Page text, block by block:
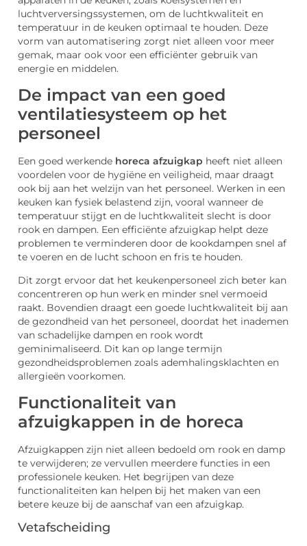
luchtverversingssystemen, om de luchtkwaliteit en
temperatuur in de keuken optimaal te houden. Deze
vorm van automatisering zorgt niet alleen voor meer
gemak, maar ook voor een efficiënter gebruik van
energie en middelen.
De impact van een goed
ventilatiesysteem op het
personeel
Een goed werkende horeca afzuigkap heeft niet alleen
voordelen voor de hygiëne en veiligheid, maar draagt
ook bij aan het welzijn van het personeel. Werken in een
keuken kan fysiek belastend zijn, vooral wanneer de
temperatuur stijgt en de luchtkwaliteit slecht is door
rook en dampen. Een efficiënte afzuigkap helpt deze
problemen te verminderen door de kookdampen snel af
te voeren en de lucht schoon en fris te houden.
Dit zorgt ervoor dat het keukenpersoneel zich beter kan
concentreren op hun werk en minder snel vermoeid
raakt. Bovendien draagt een goede luchtkwaliteit bij aan
de gezondheid van het personeel, doordat het inademen
van schadelijke dampen en rook wordt
geminimaliseerd. Dit kan op lange termijn
gezondheidsproblemen zoals ademhalingsklachten en
allergieën voorkomen.
Functionaliteit van
afzuigkappen in de horeca
Afzuigkappen zijn niet alleen bedoeld om rook en damp
te verwijderen; ze vervullen meerdere functies in een
professionele keuken. Het begrijpen van deze
functionaliteiten kan helpen bij het maken van een
betere keuze bij de aanschaf van een afzuigkap.
Vetafscheiding